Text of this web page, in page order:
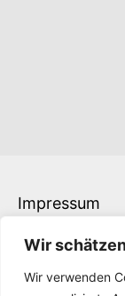
Wir
Wir verwenden
Impressum
Kontakt
Downloads